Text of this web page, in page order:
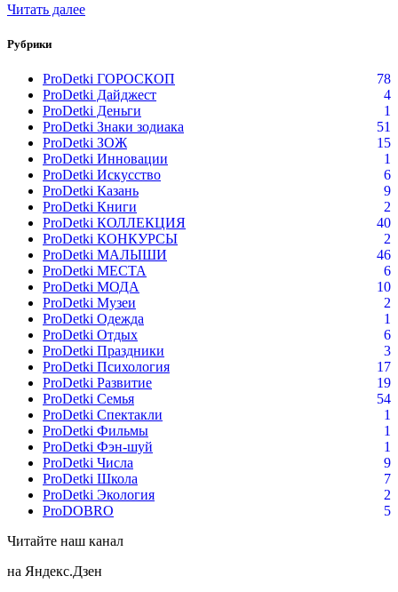
Читать далее
Рубрики
ProDetki ГОРОСКОП
78
ProDetki Дайджест
4
ProDetki Деньги
1
ProDetki Знаки зодиака
51
ProDetki ЗОЖ
15
ProDetki Инновации
1
ProDetki Искусство
6
ProDetki Казань
9
ProDetki Книги
2
ProDetki КОЛЛЕКЦИЯ
40
ProDetki КОНКУРСЫ
2
ProDetki МАЛЫШИ
46
ProDetki МЕСТА
6
ProDetki МОДА
10
ProDetki Музеи
2
ProDetki Одежда
1
ProDetki Отдых
6
ProDetki Праздники
3
ProDetki Психология
17
ProDetki Развитие
19
ProDetki Семья
54
ProDetki Спектакли
1
ProDetki Фильмы
1
ProDetki Фэн-шуй
1
ProDetki Числа
9
ProDetki Школа
7
ProDetki Экология
2
ProDOBRO
5
Читайте наш канал
на Яндекс.Дзен